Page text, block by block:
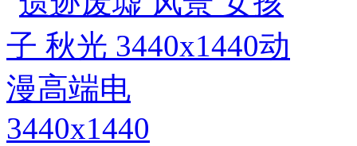
3440x1440